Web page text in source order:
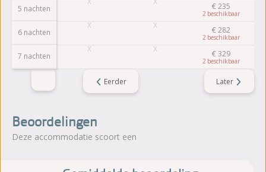
Eerder Later
5 nachten
6 nachten
7 nachten
€235
2
€282
2
€329
2
Beoordelingen
Deze accommodatie scoort een